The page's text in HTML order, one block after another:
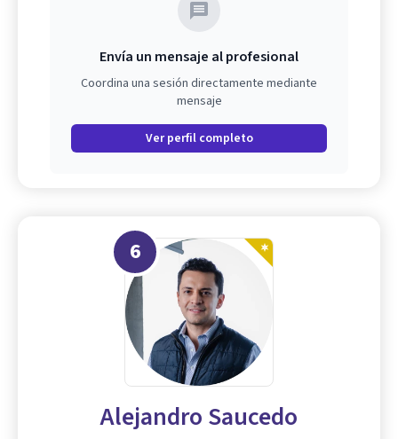
Envía un mensaje al profesional
Coordina una sesión directamente mediante
mensaje
Ver perfil completo
6
Alejandro Saucedo